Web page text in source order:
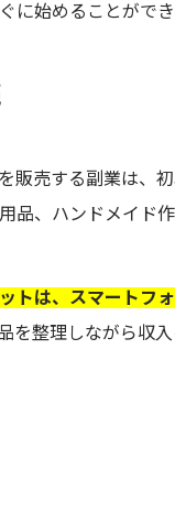
に始めることがで
販売する副業は、
品、ハンドメイド
トは、スマートフ
を整理しながら収